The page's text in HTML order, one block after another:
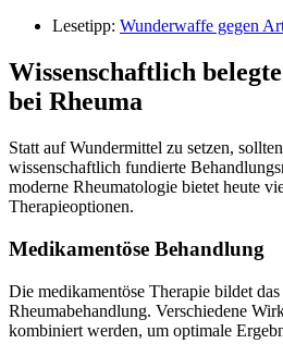
Lesetipp: Wunderwaffe gegen
Wissenschaftlich
bei Rheuma
Statt auf Wundermittel zu setzen,
wissenschaftlich fundierte
moderne Rheumatologie bietet heute
Therapieoptionen.
Medikamentöse Behandlung
Die medikamentöse Therapie bildet
Rheumabehandlung. Verschiedene
kombiniert werden, um optimale